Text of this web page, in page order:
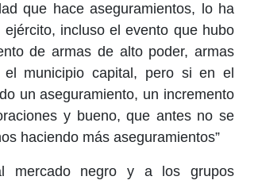
que hace aseguramientos, lo ha
incluso el evento que hubo
de armas de alto poder, armas
municipio capital, pero si en el
un aseguramiento, un incremento
y bueno, que antes no se
haciendo más aseguramientos”
mercado negro y a los grupos